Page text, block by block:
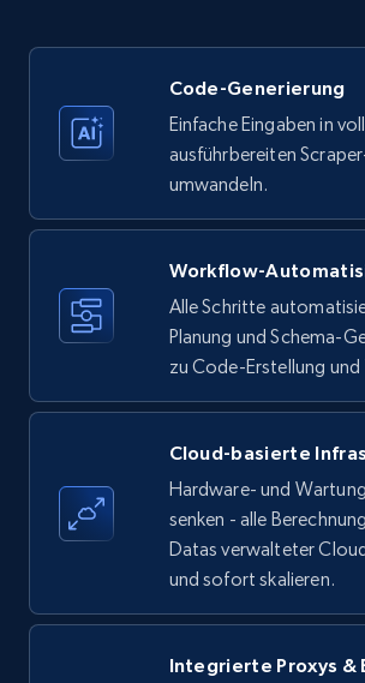
Amazon products - Collects
specific keywords
Title, Seller name, Brand,
35.3K+ 5.7K+
Amazon products - find products
upc numbers
Title, Seller name, Brand,
price, Currency, Availability, Reviews
Code-Generierung
Einfache Eingaben in
ausführbereiten
umwandeln.
Workflow-
Alle Schritte
Planung und Schema-
zu Code-Erstellung und
Cloud-basierte
Hardware- und
senken - alle
Datas verwalteter
und sofort skalieren.
Integrierte Proxys &